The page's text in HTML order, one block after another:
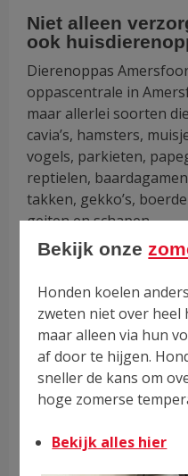
Niet alleen
ook
Dierenoppas
oppascentrale in
maar allerlei soorten
cavia’s, hamsters,
vogels, parkieten,
reptielen,
takken, gekko’s,
geiten en schapen.
Bekijk onze
Honden koelen
zweten niet over heel
maar alleen via hun
af door te hijgen.
sneller de kans om
hoge zomerse
Bekijk alles hier